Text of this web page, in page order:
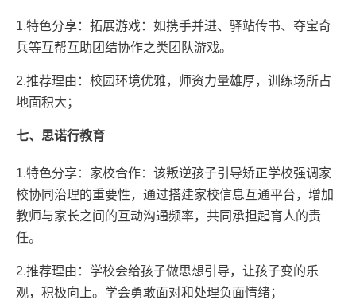
1.特色分享：拓展游戏：如携手并进、驿站传书、夺宝奇
兵等互帮互助团结协作之类团队游戏。
2.推荐理由：校园环境优雅，师资力量雄厚，训练场所占
地面积大；
七、思诺行教育
1.特色分享：家校合作：该叛逆孩子引导矫正学校强调家
校协同治理的重要性，通过搭建家校信息互通平台，增加
教师与家长之间的互动沟通频率，共同承担起育人的责
任。
2.推荐理由：学校会给孩子做思想引导，让孩子变的乐
观，积极向上。学会勇敢面对和处理负面情绪；